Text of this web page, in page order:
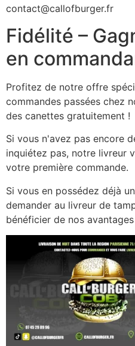
contact@callofburger.fr
Fidélité –
en
Profitez de notre offre
commandes passées chez
des canettes gratuitement !
Si vous n'avez pas encore
inquiétez pas, notre livreur
votre première commande.
Si vous en possédez déjà
demander au livreur de
bénéficier de nos